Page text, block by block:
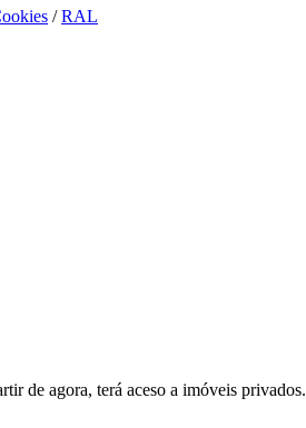
/RAL
de agora, terá aceso a imóveis privados.